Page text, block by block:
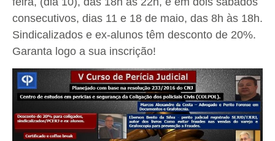
consecutivos, dias 11 e 18 de maio, das 8h às 18h.
Sindicalizados e ex-alunos têm desconto de 20%.
Garanta logo a sua inscrição!